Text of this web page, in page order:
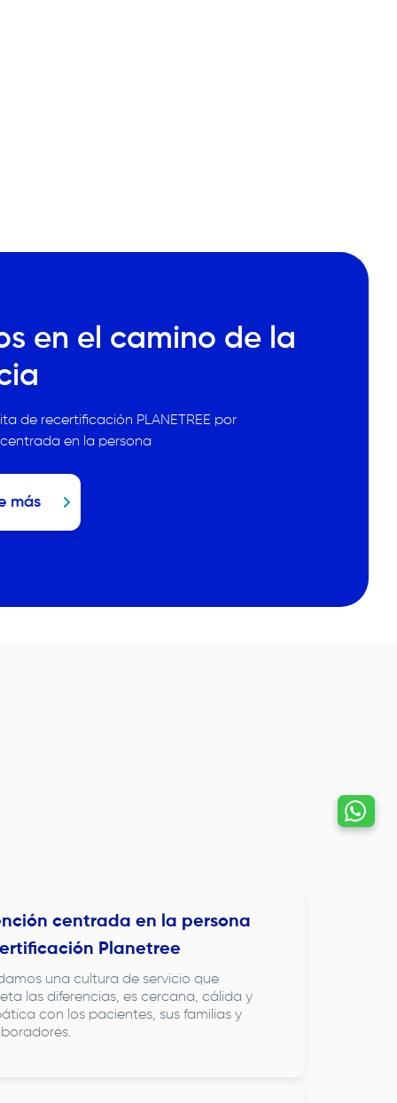
en el camino de la
de recertificación PLANETREE por
en la persona
más
centrada en la persona
Planetree
una cultura de servicio que
las diferencias, es cercana, cálida y
con los pacientes, sus familias y